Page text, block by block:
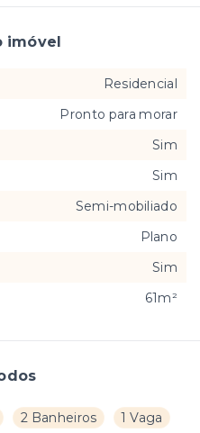
2 Banheiros
1 Vaga
imóvel
Residencial
Pronto para morar
Sim
Sim
Semi-mobiliado
Plano
Sim
61m²